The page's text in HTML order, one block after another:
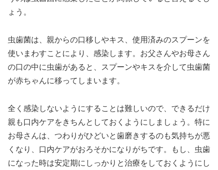
ょう。
虫歯菌は、親からの口移しやキス、使用済みのスプーンを
使いまわすことにより、感染します。お父さんやお母さん
の口の中に虫歯があると、スプーンやキスを介して虫歯菌
が赤ちゃんに移ってしまいます。
全く感染しないようにすることは難しいので、できるだけ
親も口内ケアをきちんとしておくようにしましょう。特に
お母さんは、つわりがひどいと歯磨きするのも気持ちが悪
くなり、口内ケアがおろそかになりがちです。もし、虫歯
になった時は安定期にしっかりと治療をしておくようにし